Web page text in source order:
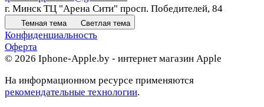
г. Минск ТЦ "Арена Сити" просп. Победителей, 84
Темная тема Светлая тема
Конфиденциальность
Оферта
© 2026 Iphone-Apple.by - интернет магазин Apple
На информационном ресурсе применяются
рекомендательные технологии.